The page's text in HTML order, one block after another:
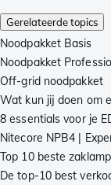
Gerelateerde topics
Noodpakket Basis
Noodpakket
Off-grid noodpakket
Wat kun jij doen om
8 essentials voor je
Nitecore NPB4 |
Top 10 beste
De top-10 best